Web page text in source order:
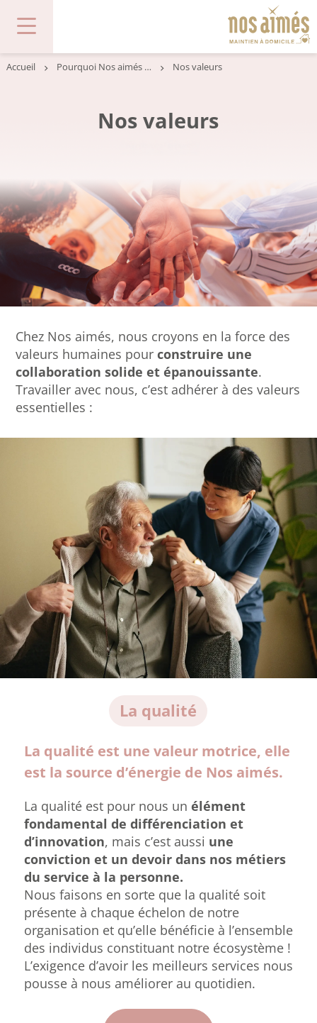
Accueil Pourquoi Nos aimés est fait pour vous ? Nos valeurs
Nos valeurs
Chez Nos aimés, nous croyons en la force des
valeurs humaines pourconstruire une
collaboration solide et épanouissante.
Travailler avec nous, c’est adhérer à des valeurs
essentielles :
La qualité
La qualité est une valeur motrice, elle
est la source d’énergie de Nos aimés.
La qualité est pour nous un élément
fondamental de différenciation et
d’innovation, mais c’est aussi une
conviction et un devoir dans nos métiers
du service à la personne.
Nous faisons en sorte que la qualité soit
présente à chaque échelon de notre
organisation et qu’elle bénéficie à l’ensemble
des individus constituant notre écosystème !
L’exigence d’avoir les meilleurs services nous
pousse à nous améliorer au quotidien.